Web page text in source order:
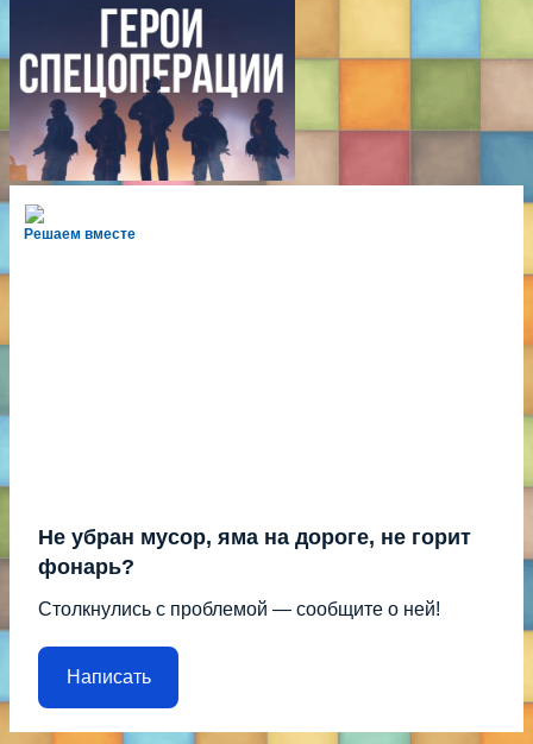
Решаем вместе
Не убран мусор, яма на дороге, не горит
фонарь?
Столкнулись с проблемой — сообщите о ней!
Написать